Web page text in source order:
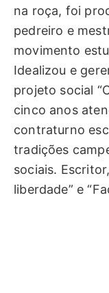
na roça, foi
pedreiro e
movimento
Idealizou e
projeto social
cinco anos
contraturno
tradições
sociais.
liberdade” e